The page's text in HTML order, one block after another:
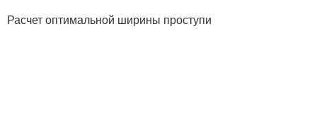
Расчет оптимальной ширины проступи